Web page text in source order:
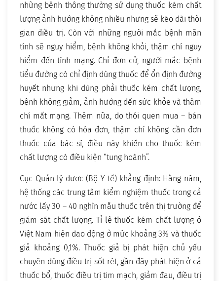
những bệnh thông thường sử dụng thuốc kém chất
lượng ảnh hưởng không nhiều nhưng sẽ kéo dài thời
gian điều trị. Còn với những người mắc bệnh mãn
tính sẽ nguy hiểm, bệnh không khỏi, thậm chí nguy
hiểm đến tính mạng. Chỉ đơn cử, người mắc bệnh
tiểu đường có chỉ định dùng thuốc để ổn định đường
huyết nhưng khi dùng phải thuốc kém chất lượng,
bệnh không giảm, ảnh hưởng đến sức khỏe và thậm
chí mất mạng. Thêm nữa, do thói quen mua – bán
thuốc không có hóa đơn, thậm chí không cần đơn
thuốc của bác sĩ, điều này khiến cho thuốc kém
chất lượng có điều kiện “tung hoành”.
Cục Quản lý dược (Bộ Y tế) khẳng định: Hằng năm,
hệ thống các trung tâm kiểm nghiệm thuốc trong cả
nước lấy 30 – 40 nghìn mẫu thuốc trên thị trường để
giám sát chất lượng. Tỉ lệ thuốc kém chất lượng ở
Việt Nam hiện dao động ở mức khoảng 3% và thuốc
giả khoảng 0,1%. Thuốc giả bị phát hiện chủ yếu
chuyên dùng điều trị sốt rét, gần đây phát hiện ở cả
thuốc bổ, thuốc điều trị tim mạch, giảm đau, điều trị